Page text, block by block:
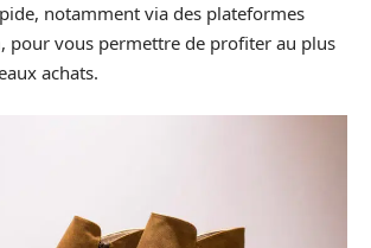
notamment via des plateformes
, pour vous permettre de profiter au plus
achats.